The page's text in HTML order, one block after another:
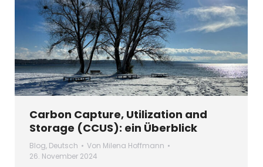
Carbon Capture, Utilization and
Storage (CCUS): ein Überblick
Blog, Deutsch Von Milena Hoffmann
26. November 2024